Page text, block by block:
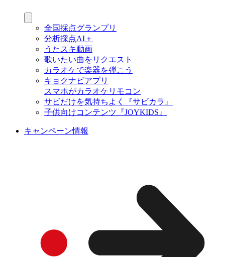
全国採点グランプリ
分析採点AI＋
うたスキ動画
歌いたい曲をリクエスト
カラオケで楽器を弾こう
キョクナビアプリ
スマホがカラオケリモコン
サビだけを気持ちよく『サビカラ』
子供向けコンテンツ『JOYKIDS』
キャンペーン情報